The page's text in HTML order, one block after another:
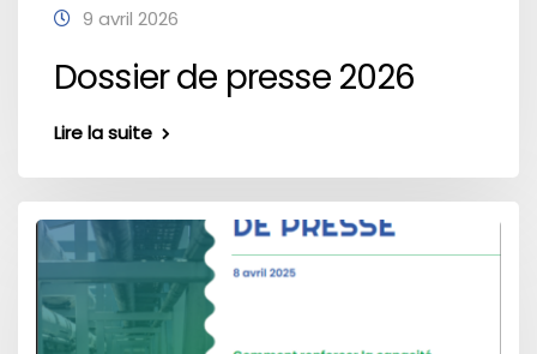
9 avril 2026
Dossier de presse 2026
Lire la suite